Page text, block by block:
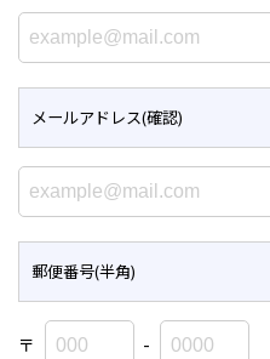
メールアドレス(確認)
郵便番号(半角)
〒 -